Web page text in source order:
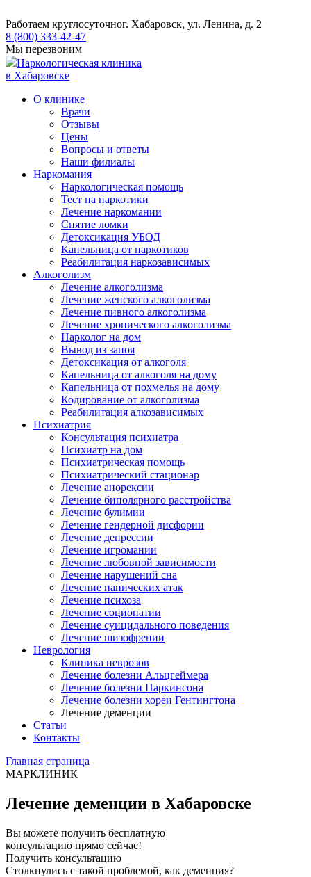
Работаем круглосуточног. Хабаровск, ул. Ленина, д. 2
8 (800) 333-42-47
Мы перезвоним
Наркологическая клиника
в Хабаровске
О клинике
Врачи
Отзывы
Цены
Вопросы и ответы
Наши филиалы
Наркомания
Наркологическая помощь
Тест на наркотики
Лечение наркомании
Снятие ломки
​​Детоксикация УБОД
Капельница от наркотиков
Реабилитация наркозависимых
Алкоголизм
Лечение алкоголизма
Лечение женского алкоголизма
Лечение пивного алкоголизма
Лечение хронического алкоголизма
Нарколог на дом
Вывод из запоя
Детоксикация от алкоголя
Капельница от алкоголя на дому
Капельница от похмелья на дому
Кодирование от алкоголизма
Реабилитация алкозависимых
Психиатрия
Консультация психиатра
Психиатр на дом
Психиатрическая помощь
Психиатрический стационар
Лечение анорексии
Лечение биполярного расстройства
Лечение булимии
Лечение гендерной дисфории
Лечение депрессии
Лечение игромании
Лечение любовной зависимости
Лечение нарушений сна
Лечение панических атак
Лечение психоза
Лечение социопатии
Лечение суицидального поведения
Лечение шизофрении
Неврология
Клиника неврозов
Лечение болезни Альцгеймера
Лечение болезни Паркинсона
Лечение болезни хореи Гентингтона
Лечение деменции
Статьи
Контакты
Главная страница
МАРКЛИНИК
Лечение деменции в Хабаровске
Вы можете получить бесплатную
консультацию прямо сейчас!
Получить консультацию
Столкнулись с такой проблемой, как деменция?